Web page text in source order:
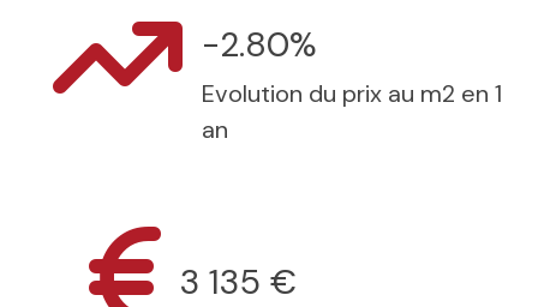
-2.80%
Evolution du prix au m2 en 1
an
3 135 €